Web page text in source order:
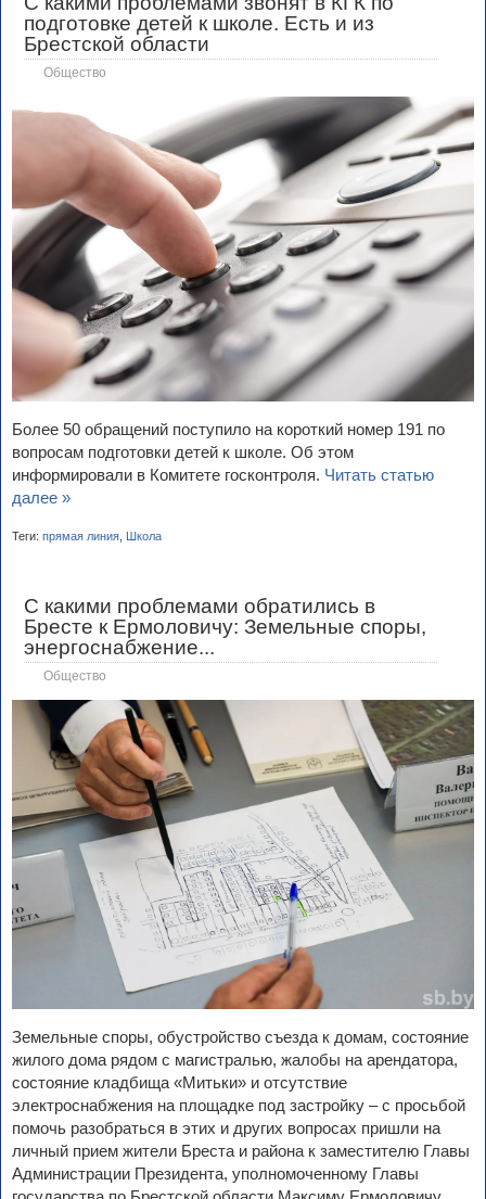
подготовке детей к школе. Есть и из
Брестской области
Общество
Более 50 обращений поступило на короткий номер 191 по
вопросам подготовки детей к школе. Об этом
информировали в Комитете госконтроля. Читать статью
далее »
Теги: прямая линия, Школа
С какими проблемами обратились в
Бресте к Ермоловичу: Земельные споры,
энергоснабжение...
Общество
Земельные споры, обустройство съезда к домам, состояние
жилого дома рядом с магистралью, жалобы на арендатора,
состояние кладбища «Митьки» и отсутствие
электроснабжения на площадке под застройку – с просьбой
помочь разобраться в этих и других вопросах пришли на
личный прием жители Бреста и района к заместителю Главы
Администрации Президента, уполномоченному Главы